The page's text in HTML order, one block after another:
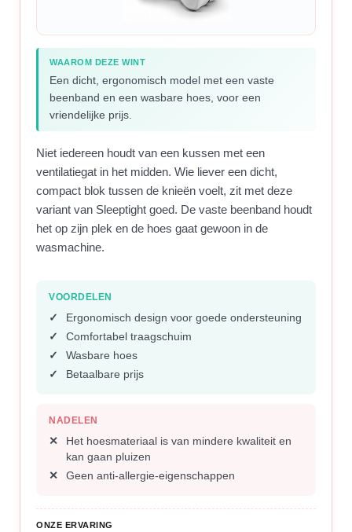
WAAROM DEZE WINT
Een dicht, ergonomisch model met een vaste
beenband en een wasbare hoes, voor een
vriendelijke prijs.
Niet iedereen houdt van een kussen met een
ventilatiegat in het midden. Wie liever een dicht,
compact blok tussen de knieën voelt, zit met deze
variant van Sleeptight goed. De vaste beenband houdt
het op zijn plek en de hoes gaat gewoon in de
wasmachine.
VOORDELEN
Ergonomisch design voor goede ondersteuning
Comfortabel traagschuim
Wasbare hoes
Betaalbare prijs
NADELEN
Het hoesmateriaal is van mindere kwaliteit en
kan gaan pluizen
Geen anti-allergie-eigenschappen
ONZE ERVARING